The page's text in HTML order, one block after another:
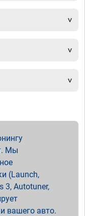
Мы
(Launch,
3, Autotuner,
вашего авто.